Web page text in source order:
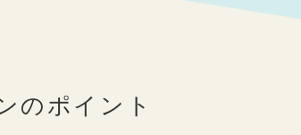
のポイント